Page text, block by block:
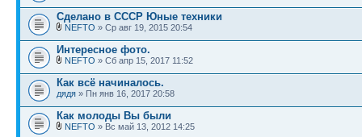
Сделано в СССР Юные техники
NEFTO » Ср авг 19, 2015 20:54
Интересное фото.
NEFTO » Сб апр 15, 2017 11:52
Как всё начиналось.
дядя » Пн янв 16, 2017 20:58
Как молоды Вы были
NEFTO » Вс май 13, 2012 14:25